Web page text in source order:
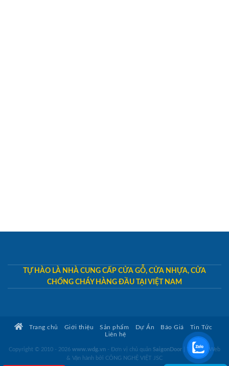
TỰ HÀO LÀ NHÀ CUNG CẤP CỬA GỖ, CỬA NHỰA, CỬA
CHỐNG CHÁY HÀNG ĐẦU TẠI VIỆT NAM
Trang chủ Giới thiệu Sản phẩm Dự Án Báo Giá
Tin Tức
Liên hệ
Copyright © 2010 - 2026 www.wdg.vn - Đơn vị chủ quản SaigonDoor
Thiết kế Web
& Vận hành bởi CÔNG NGHỆ VIỆT JSC